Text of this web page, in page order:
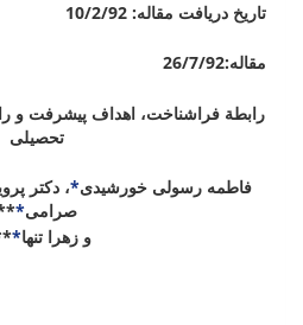
تاریخ دریافت مقاله: 10/2/92
تاریخ
مقاله:26/7/92
رابطة فراشناخت، اهداف پیشرفت و
تحصیلی
فاطمه رسولی خورشیدی*، دکتر
صرامی*
وزهرا تنها*